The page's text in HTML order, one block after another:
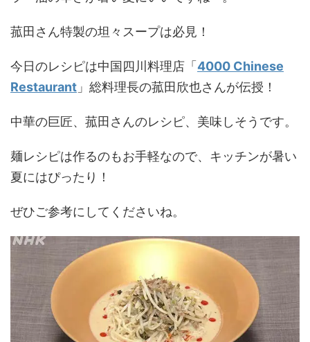
菰田さん特製の坦々スープは必見！
今日のレシピは中国四川料理店「 4000 Chinese
Restaurant 」総料理長の菰田欣也さんが伝授！
中華の巨匠、菰田さんのレシピ、美味しそうです。
麺レシピは作るのもお手軽なので、キッチンが暑い
夏にはぴったり！
ぜひご参考にしてくださいね。